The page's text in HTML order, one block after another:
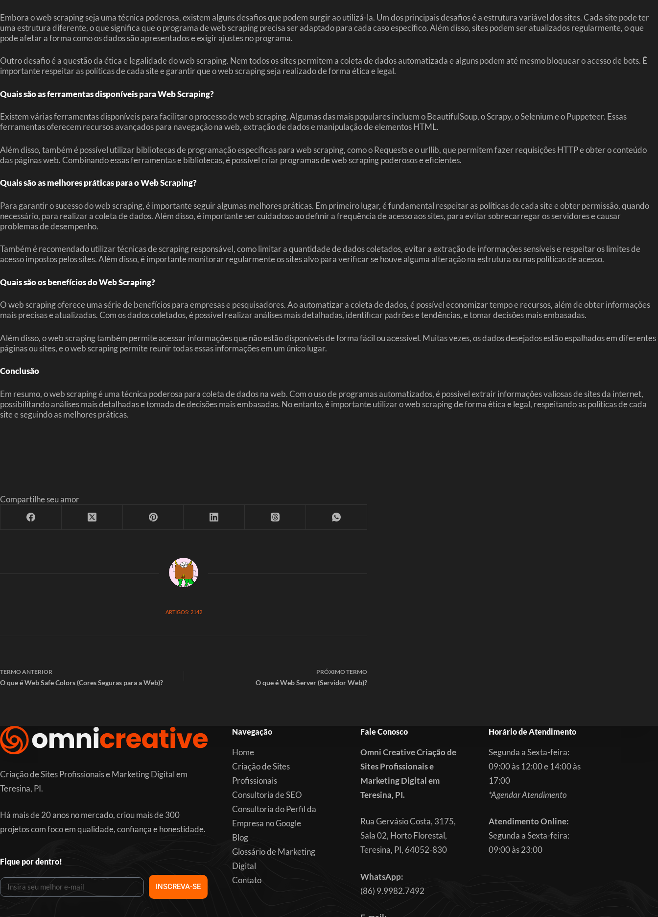
Embora o web scraping seja uma técnica poderosa, existem alguns desafios que podem surgir ao utilizá-la. Um dos principais desafios é a estrutura variável dos sites. Cada site pode ter
uma estrutura diferente, o que significa que o programa de web scraping precisa ser adaptado para cada caso específico. Além disso, sites podem ser atualizados regularmente, o que
pode afetar a forma como os dados são apresentados e exigir ajustes no programa.
Outro desafio é a questão da ética e legalidade do web scraping. Nem todos os sites permitem a coleta de dados automatizada e alguns podem até mesmo bloquear o acesso de bots. É
importante respeitar as políticas de cada site e garantir que o web scraping seja realizado de forma ética e legal.
Quais são as ferramentas disponíveis para Web Scraping?
Existem várias ferramentas disponíveis para facilitar o processo de web scraping. Algumas das mais populares incluem o BeautifulSoup, o Scrapy, o Selenium e o Puppeteer. Essas
ferramentas oferecem recursos avançados para navegação na web, extração de dados e manipulação de elementos HTML.
Além disso, também é possível utilizar bibliotecas de programação específicas para web scraping, como o Requests e o urllib, que permitem fazer requisições HTTP e obter o conteúdo
das páginas web. Combinando essas ferramentas e bibliotecas, é possível criar programas de web scraping poderosos e eficientes.
Quais são as melhores práticas para o Web Scraping?
Para garantir o sucesso do web scraping, é importante seguir algumas melhores práticas. Em primeiro lugar, é fundamental respeitar as políticas de cada site e obter permissão, quando
necessário, para realizar a coleta de dados. Além disso, é importante ser cuidadoso ao definir a frequência de acesso aos sites, para evitar sobrecarregar os servidores e causar
problemas de desempenho.
Também é recomendado utilizar técnicas de scraping responsável, como limitar a quantidade de dados coletados, evitar a extração de informações sensíveis e respeitar os limites de
acesso impostos pelos sites. Além disso, é importante monitorar regularmente os sites alvo para verificar se houve alguma alteração na estrutura ou nas políticas de acesso.
Quais são os benefícios do Web Scraping?
O web scraping oferece uma série de benefícios para empresas e pesquisadores. Ao automatizar a coleta de dados, é possível economizar tempo e recursos, além de obter informações
mais precisas e atualizadas. Com os dados coletados, é possível realizar análises mais detalhadas, identificar padrões e tendências, e tomar decisões mais embasadas.
Além disso, o web scraping também permite acessar informações que não estão disponíveis de forma fácil ou acessível. Muitas vezes, os dados desejados estão espalhados em diferentes
páginas ou sites, e o web scraping permite reunir todas essas informações em um único lugar.
Conclusão
Em resumo, o web scraping é uma técnica poderosa para coleta de dados na web. Com o uso de programas automatizados, é possível extrair informações valiosas de sites da internet,
possibilitando análises mais detalhadas e tomada de decisões mais embasadas. No entanto, é importante utilizar o web scraping de forma ética e legal, respeitando as políticas de cada
site e seguindo as melhores práticas.
Compartilhe seu amor
ARTIGOS: 2142
TERMO ANTERIOR
O que é Web Safe Colors (Cores Seguras para a Web)?
PRÓXIMO TERMO
O que é Web Server (Servidor Web)?
Criação de Sites Profissionais e Marketing Digital em
Teresina, PI.
Há mais de 20 anos no mercado, criou mais de 300
projetos com foco em qualidade, confiança e honestidade.
Fique por dentro!
INSCREVA-SE
Navegação
Home
Criação de Sites
Profissionais
Consultoria de SEO
Consultoria do Perfil da
Empresa no Google
Blog
Glossário de Marketing
Digital
Contato
Fale Conosco
Omni Creative Criação de
Sites Profissionais e
Marketing Digital em
Teresina, PI.
Rua Gervásio Costa, 3175,
Sala 02, Horto Florestal,
Teresina, PI, 64052-830
WhatsApp:
(86) 9.9982.7492
Horário de Atendimento
Segunda a Sexta-feira:
09:00 às 12:00 e 14:00 às
17:00
*Agendar Atendimento
Atendimento Online:
Segunda a Sexta-feira:
09:00 às 23:00